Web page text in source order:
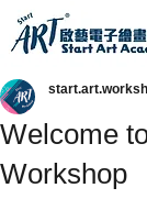
Start Art Workshop
Welcome
Workshop